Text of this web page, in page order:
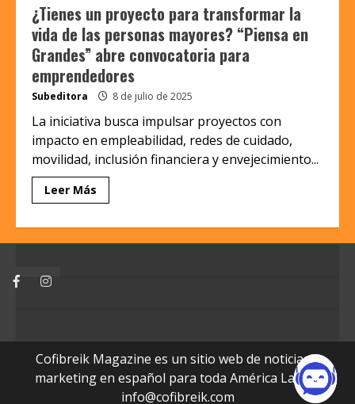
¿Tienes un proyecto para transformar la
vida de las personas mayores? “Piensa en
Grandes” abre convocatoria para
emprendedores
Subeditora 8 de julio de 2025
La iniciativa busca impulsar proyectos con
impacto en empleabilidad, redes de cuidado,
movilidad, inclusión financiera y envejecimiento...
Leer Más
FacebookInstagram
Cofibreik Magazine es un sitio web de noticias y
marketing en español para toda América Latina.
info@cofibreik.com